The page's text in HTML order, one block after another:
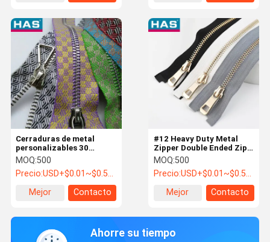
Cerraduras de metal
personalizables 30
pulgadas de trabajo
pesado chaqueta
cerradura de dos vías
MOQ:500
Precio:USD+$0.01~$0.5+PC
Mejor
Contacto
#12 Heavy Duty Metal
Zipper Double Ended Zip
For Bags Easy To And
Install
MOQ:500
Precio:USD+$0.01~$0.5+PC
Mejor
Contacto
Ahorre su tiempo